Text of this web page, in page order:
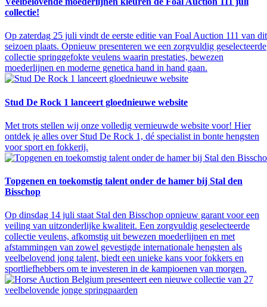
collectie!
Op zaterdag 25 juli vindt de eerste editie van Foal Auction 111 van dit
seizoen plaats. Opnieuw presenteren we een zorgvuldig geselecteerde
collectie springgefokte veulens waarin prestaties, bewezen
moederlijnen en moderne genetica hand in hand gaan.
Stud De Rock 1 lanceert gloednieuwe website
Met trots stellen wij onze volledig vernieuwde website voor! Hier
ontdek je alles over Stud De Rock 1, dé specialist in bonte hengsten
voor sport en fokkerij.
Topgenen en toekomstig talent onder de hamer bij Stal den
Bisschop
Op dinsdag 14 juli staat Stal den Bisschop opnieuw garant voor een
veiling van uitzonderlijke kwaliteit. Een zorgvuldig geselecteerde
collectie veulens, afkomstig uit bewezen moederlijnen en met
afstammingen van zowel gevestigde internationale hengsten als
veelbelovend jong talent, biedt een unieke kans voor fokkers en
sportliefhebbers om te investeren in de kampioenen van morgen.